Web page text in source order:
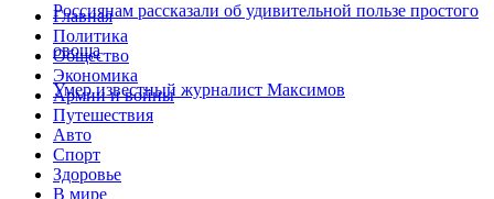
Россиянам рассказали об удивительной пользе простого
овоща
Умер известный журналист Максимов
Главная
Политика
Общество
Экономика
Армии и войны
Путешествия
Авто
Спорт
Здоровье
В мире